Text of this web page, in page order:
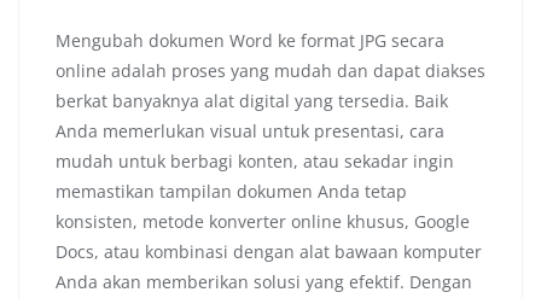
Mengubah dokumen Word ke format JPG secara
online adalah proses yang mudah dan dapat diakses
berkat banyaknya alat digital yang tersedia. Baik
Anda memerlukan visual untuk presentasi, cara
mudah untuk berbagi konten, atau sekadar ingin
memastikan tampilan dokumen Anda tetap
konsisten, metode konverter online khusus, Google
Docs, atau kombinasi dengan alat bawaan komputer
Anda akan memberikan solusi yang efektif. Dengan